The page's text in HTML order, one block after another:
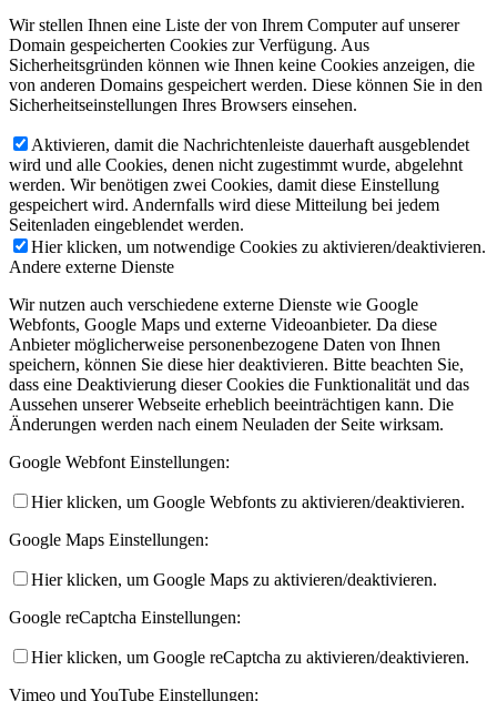
Wir stellen Ihnen eine Liste der von Ihrem Computer auf unserer
Domain gespeicherten Cookies zur Verfügung. Aus
Sicherheitsgründen können wie Ihnen keine Cookies anzeigen, die
von anderen Domains gespeichert werden. Diese können Sie in den
Sicherheitseinstellungen Ihres Browsers einsehen.
Aktivieren, damit die Nachrichtenleiste dauerhaft ausgeblendet
wird und alle Cookies, denen nicht zugestimmt wurde, abgelehnt
werden. Wir benötigen zwei Cookies, damit diese Einstellung
gespeichert wird. Andernfalls wird diese Mitteilung bei jedem
Seitenladen eingeblendet werden.
Hier klicken, um notwendige Cookies zu aktivieren/deaktivieren.
Andere externe Dienste
Wir nutzen auch verschiedene externe Dienste wie Google
Webfonts, Google Maps und externe Videoanbieter. Da diese
Anbieter möglicherweise personenbezogene Daten von Ihnen
speichern, können Sie diese hier deaktivieren. Bitte beachten Sie,
dass eine Deaktivierung dieser Cookies die Funktionalität und das
Aussehen unserer Webseite erheblich beeinträchtigen kann. Die
Änderungen werden nach einem Neuladen der Seite wirksam.
Google Webfont Einstellungen:
Hier klicken, um Google Webfonts zu aktivieren/deaktivieren.
Google Maps Einstellungen:
Hier klicken, um Google Maps zu aktivieren/deaktivieren.
Google reCaptcha Einstellungen:
Hier klicken, um Google reCaptcha zu aktivieren/deaktivieren.
Vimeo und YouTube Einstellungen: